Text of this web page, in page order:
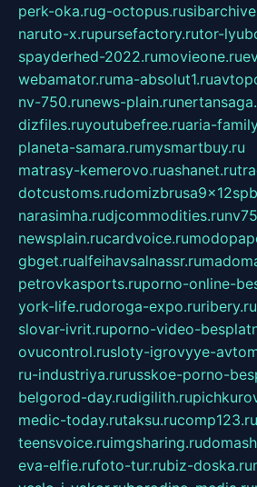
perk-oka.rug-octopus.ru
naruto-x.rupursefactory.rutor-
spayderhed-2022.rumovieone.ru
webamator.ruma-absolut1.ru
nv-750.runews-plain.ru
dizfiles.ruyoutubefree.ruaria-
planeta-samara.rumysmartbuy.ru
matrasy-kemerovo.ruashanet.ru
dotcustoms.ru
narasimha.rudjcommodities.ru
newsplain.rucardvoice.ru
gbget.rualfeihavsalnassr.ru
petrovkasports.ruporno-online-
york-life.rudoroga-expo.ruribery.ru
slovar-ivrit.ruporno-video-
ovucontrol.rusloty-igrovyye-
ru-industriya.rurusskoe-porno-
belgorod-day.rudigilith.ru
medic-today.rutaksu.rucomp123.ru
teensvoice.ruimgsharing.ru
eva-elfie.rufoto-tur.rubiz-doska.ru